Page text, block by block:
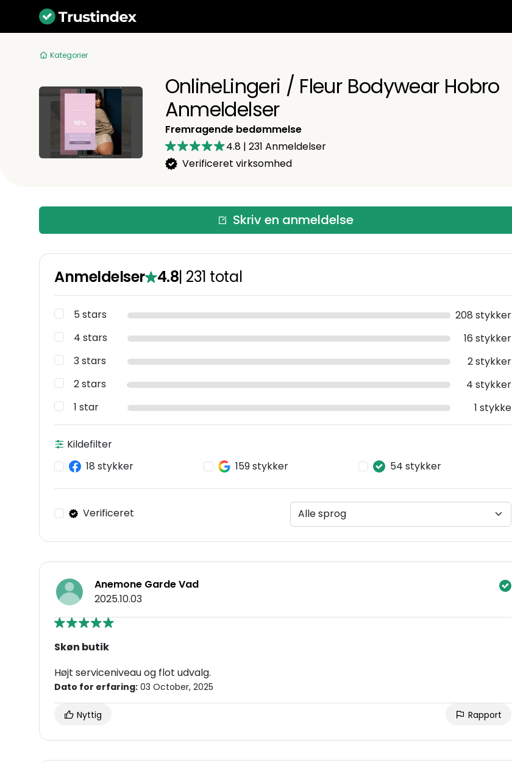
Kategorier
OnlineLingeri / Fleur Bodywear Hobro
Anmeldelser
Fremragende bedømmelse
4.8 | 231 Anmeldelser
Verificeret virksomhed
Skriv en anmeldelse
Anmeldelser 4.8| 231 total
5 stars
208 stykker
4 stars
16 stykker
3 stars
2 stykker
2 stars
4 stykker
1 star
1 stykke
Kildefilter
18 stykker
159 stykker 54 stykker
Verificeret
Anemone Garde Vad
2025.10.03
Skøn butik
Højt serviceniveau og flot udvalg.
Dato for erfaring: 03 October, 2025
Nyttig Rapport